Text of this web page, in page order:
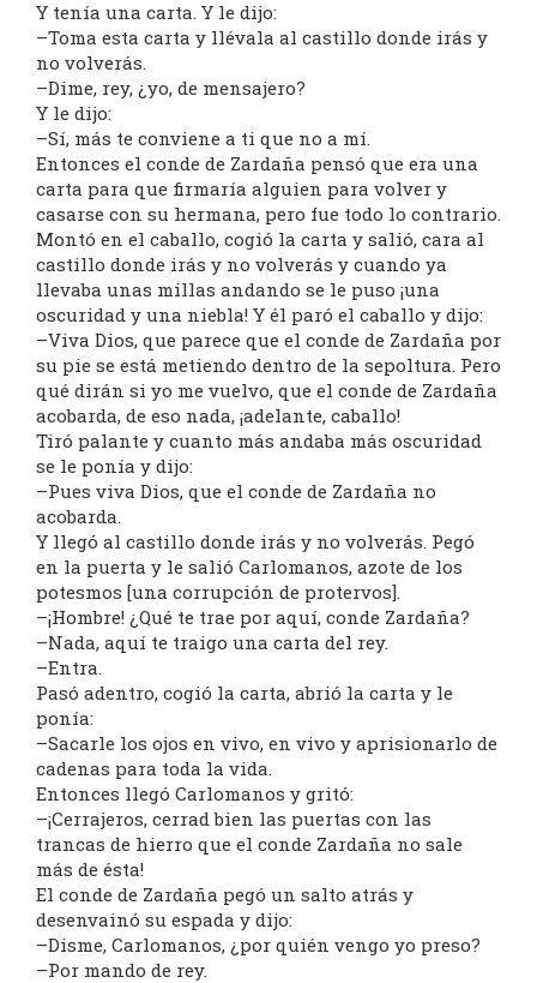
Y tenía una carta. Y le dijo:
–Toma esta carta y llévala al castillo donde irás y
no volverás.
–Dime, rey, ¿yo, de mensajero?
Y le dijo:
–Sí, más te conviene a ti que no a mí.
Entonces el conde de Zardaña pensó que era una
carta para que firmaría alguien para volver y
casarse con su hermana, pero fue todo lo contrario.
Montó en el caballo, cogió la carta y salió, cara al
castillo donde irás y no volverás y cuando ya
llevaba unas millas andando se le puso ¡una
oscuridad y una niebla! Y él paró el caballo y dijo:
–Viva Dios, que parece que el conde de Zardaña por
su pie se está metiendo dentro de la sepoltura. Pero
qué dirán si yo me vuelvo, que el conde de Zardaña
acobarda, de eso nada, ¡adelante, caballo!
Tiró palante y cuanto más andaba más oscuridad
se le ponía y dijo:
–Pues viva Dios, que el conde de Zardaña no
acobarda.
Y llegó al castillo donde irás y no volverás. Pegó
en la puerta y le salió Carlomanos, azote de los
potesmos [una corrupción de protervos].
–¡Hombre! ¿Qué te trae por aquí, conde Zardaña?
–Nada, aquí te traigo una carta del rey.
–Entra.
Pasó adentro, cogió la carta, abrió la carta y le
ponía:
–Sacarle los ojos en vivo, en vivo y aprisionarlo de
cadenas para toda la vida.
Entonces llegó Carlomanos y gritó:
–¡Cerrajeros, cerrad bien las puertas con las
trancas de hierro que el conde Zardaña no sale
más de ésta!
El conde de Zardaña pegó un salto atrás y
desenvainó su espada y dijo:
–Disme, Carlomanos, ¿por quién vengo yo preso?
–Por mando de rey.